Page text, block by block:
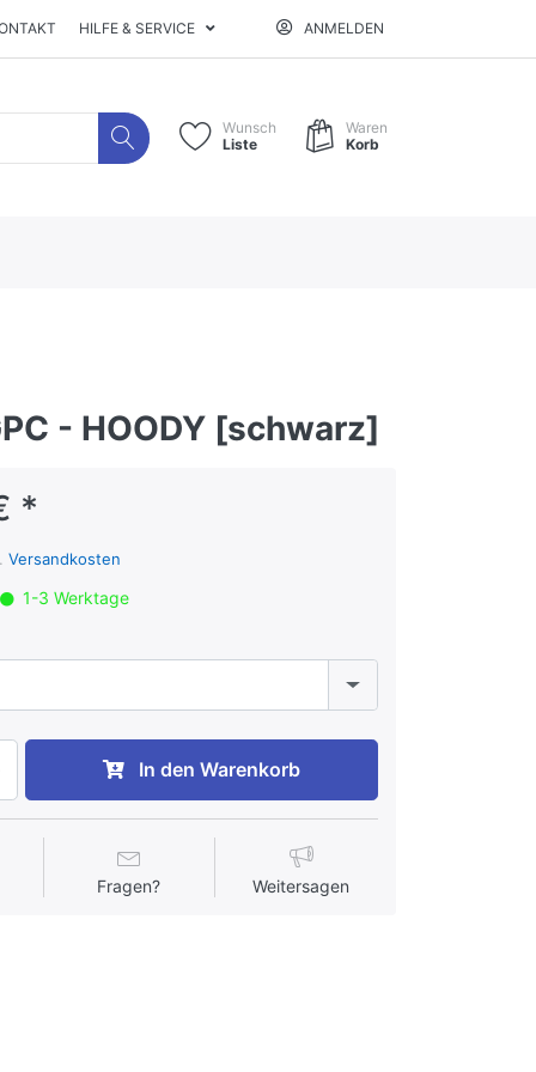
HILFE & SERVICE ANMELDEN
Wunsch
Liste
Waren
Korb
- HOODY [schwarz]
*
Versandkosten
1-3 Werktage
In den Warenkorb
Fragen? Weitersagen